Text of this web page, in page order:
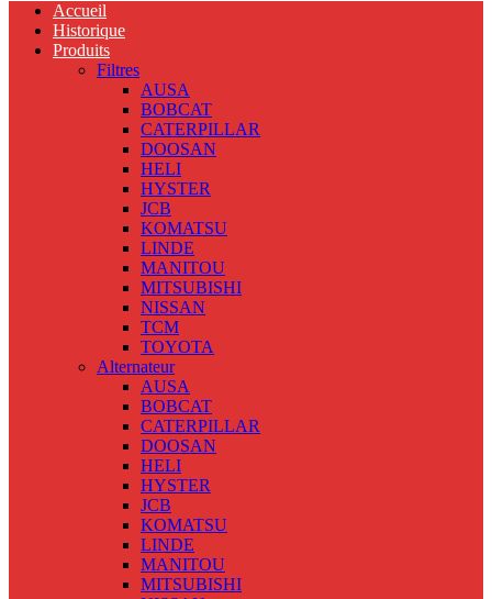
Accueil
Historique
Produits
Filtres
AUSA
BOBCAT
CATERPILLAR
DOOSAN
HELI
HYSTER
JCB
KOMATSU
LINDE
MANITOU
MITSUBISHI
NISSAN
TCM
TOYOTA
Alternateur
AUSA
BOBCAT
CATERPILLAR
DOOSAN
HELI
HYSTER
JCB
KOMATSU
LINDE
MANITOU
MITSUBISHI